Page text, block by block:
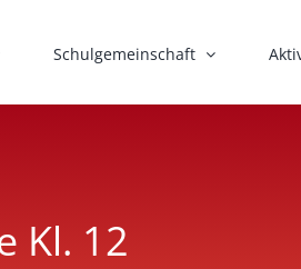
Schulgemeinschaft
Kl. 12